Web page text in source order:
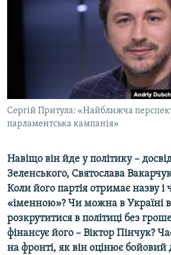
УКРАЇНСЬКА ПРОБЛЕМА КРИМУ
ЯК ОБІЙТИ БЛОКУВАННЯ
Сергій Притула: «Найближча
парламентська кампанія»
Навіщо він йде у політику –
Зеленського, Святослава
Коли його партія отримає назву і
«іменною»? Чи можна в Україні
розкрутитися в політиці без
фінансує його – Віктор Пінчук?
на фронті, як він оцінює бойовий